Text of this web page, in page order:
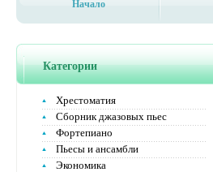
Начало
Категории
Хрестоматия
Сборник джазовых пьес
Фортепиано
Пьесы и ансамбли
Экономика